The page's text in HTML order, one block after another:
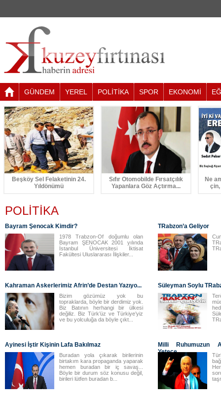
GÜNDEM YEREL POLİTİKA SPOR EKONOMİ
Beşköy Sel Felaketinin 24.
Yıldönümü
Sıfır Otomobilde Fırsatçılık
Yapanlara Göz Açtırma...
Ne
POLİTİKA
Bayram Şenocak Kimdir?
1978 Trabzon-Of doğumlu olan
Bayram ŞENOCAK 2001 yılında
İstanbul Üniversitesi İktisat
Fakültesi Uluslararası İlişkiler...
TRabzon’a Geliyor
Kahraman Askerlerimiz Afrin’de Destan Yazıyo...
Bizim gözümüz yok bu
topraklarda, böyle bir derdimiz yok.
Biz Batının herhangi bir ülkesi
değiliz. Biz Türk’üz ve Türkiye’yiz
ve bu yolculuğa da böyle çıkt...
Süleyman Soylu
Ayinesi İştir Kişinin Lafa Bakılmaz
Buradan yola çıkarak birilerinin
birtakım kara propaganda yaparak
hemen buradan bir iç savaş...
Böyle bir durum söz konusu değil,
birileri lütfen buradan b...
Milli Ruhumuzun
Yetece...